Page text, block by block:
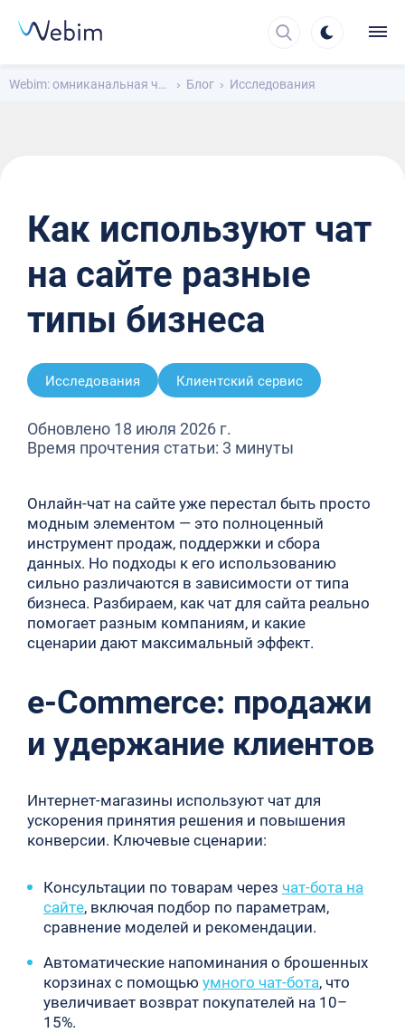
Webim: омниканальная чат-платформа для общения с клиентами Блог Исследования
Как используют чат
на сайте разные
типы бизнеса
Исследования Клиентский сервис
Обновлено 18 июля 2026 г.
Время прочтения статьи: 3 минуты
Онлайн-чат на сайте уже перестал быть просто
модным элементом — это полноценный
инструмент продаж, поддержки и сбора
данных. Но подходы к его использованию
сильно различаются в зависимости от типа
бизнеса. Разбираем, как чат для сайта реально
помогает разным компаниям, и какие
сценарии дают максимальный эффект.
e-Commerce: продажи
и удержание клиентов
Интернет-магазины используют чат для
ускорения принятия решения и повышения
конверсии. Ключевые сценарии:
Консультации по товарам через чат-бота на
сайте, включая подбор по параметрам,
сравнение моделей и рекомендации.
Автоматические напоминания о брошенных
корзинах с помощьюумного чат-бота, что
увеличивает возврат покупателей на 10–
15%.